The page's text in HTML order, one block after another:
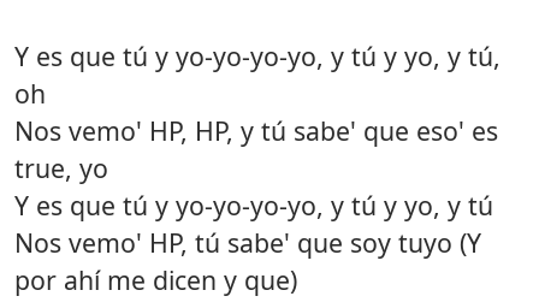
Y es que tú y yo-yo-yo-yo, y tú y yo, y tú,
oh
Nos vemo' HP, HP, y tú sabe' que eso' es
true, yo
Y es que tú y yo-yo-yo-yo, y tú y yo, y tú
Nos vemo' HP, tú sabe' que soy tuyo (Y
por ahí me dicen y que)